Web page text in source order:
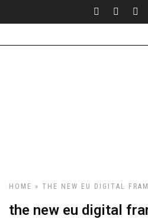
HOME » THE NEW EU DIGITAL
the new eu digital